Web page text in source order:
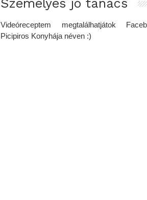
Személyes jó tanács
Videóreceptem megtalálhatjátok
Picipiros Konyhája néven :)